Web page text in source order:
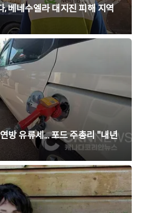
, 베네수엘라 대지진 피해 지역
방 유류세... 포드 주총리 "내년